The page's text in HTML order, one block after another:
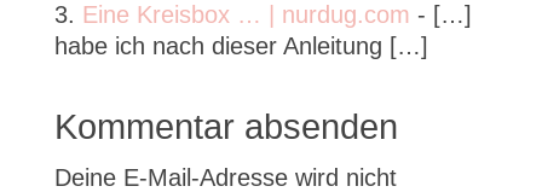
Eine Kreisbox … | nurdug.com - […]
habe ich nach dieser Anleitung […]
Kommentar absenden
Deine E-Mail-Adresse wird nicht